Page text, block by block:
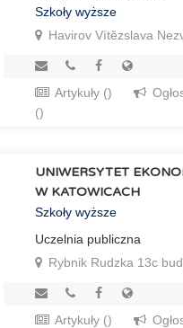
Szkoły wyższe
Havirov Vítězslava
Artykuły ()
()
UNIWERSYTET
W KATOWICACH
Szkoły wyższe
Uczelnia publiczna
Rybnik Rudzka 13c
Artykuły ()